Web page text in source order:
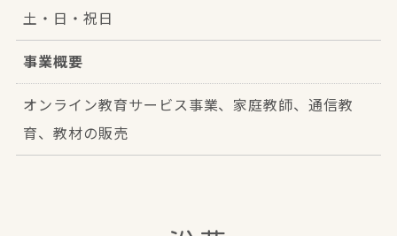
土・日・祝日
事業概要
オンライン教育サービス事業、家庭教師、通信教
育、教材の販売